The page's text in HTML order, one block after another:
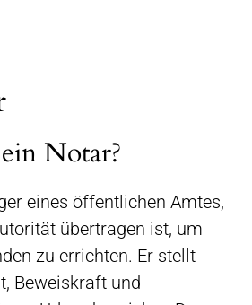
Notar?
eines öffentlichen Amtes,
übertragen ist, um
zu errichten. Er stellt
Beweiskraft und